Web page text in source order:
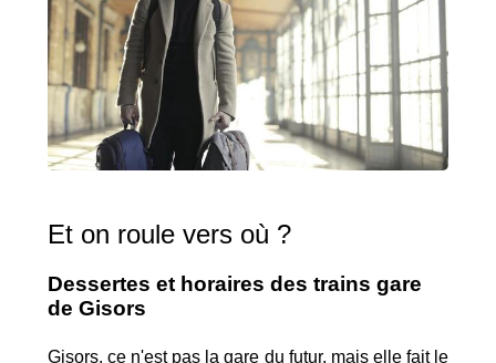
Et on roule vers où ?
Dessertes et horaires des trains gare
de Gisors
Gisors, ce n'est pas la gare du futur, mais elle fait le